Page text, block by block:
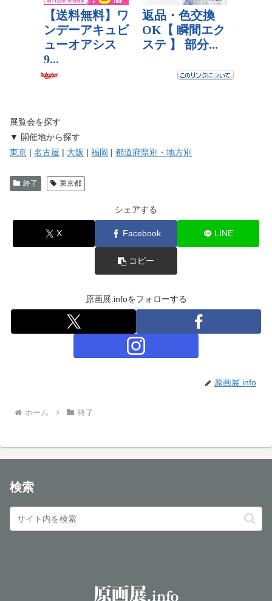
展覧会を探す
▼ 開催地から探す
東京 | 名古屋 | 大阪 | 福岡 | 都道府県別・地方別
終了 東京都
シェアする
X Facebook LINE
コピー
原画展.infoをフォローする
原画展.info
ホーム 終了
検索